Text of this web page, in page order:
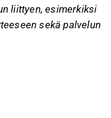
liittyen, esimerkiksi
sekä palvelun